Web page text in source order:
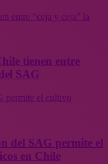
entre “ceja y ceja” la
tienen entre
SAG
permite el cultivo
del SAG permite el
en Chile